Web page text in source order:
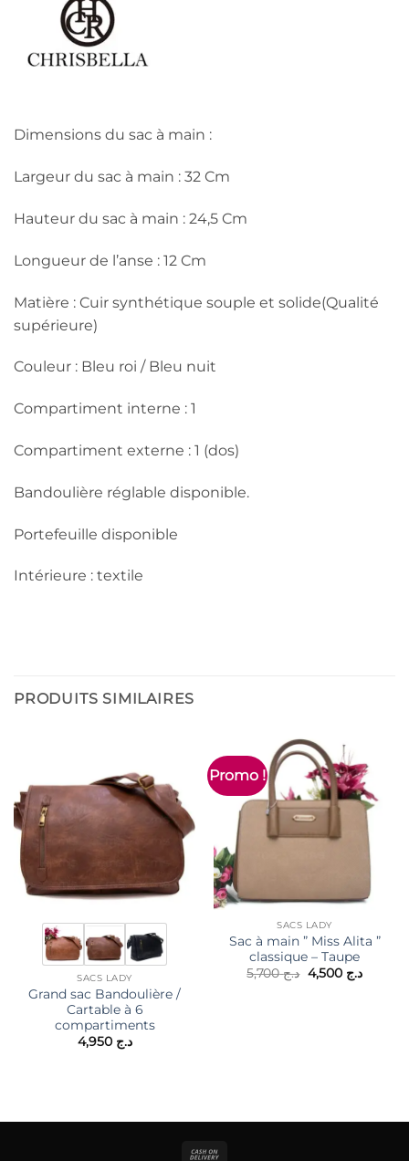
Dimensions du sac à main :
Largeur du sac à main : 32 Cm
Hauteur du sac à main : 24,5 Cm
Longueur de l’anse : 12 Cm
Matière : Cuir synthétique souple et solide(Qualité
supérieure)
Couleur : Bleu roi / Bleu nuit
Compartiment interne : 1
Compartiment externe : 1 (dos)
Bandoulière réglable disponible.
Portefeuille disponible
Intérieure : textile
PRODUITS SIMILAIRES
SACS LADY
Grand sac Bandoulière /
Cartable à 6
compartiments
د.ج 4,950
Promo !
SACS LADY
Sac à main ” Miss Alita ”
classique – Taupe
د.ج5,700
Le
prix
د.ج 4,500
Le